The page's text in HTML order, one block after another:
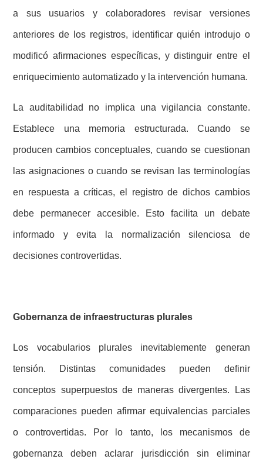
a sus usuarios y colaboradores revisar versiones
anteriores de los registros, identificar quién introdujo o
modificó afirmaciones específicas, y distinguir entre el
enriquecimiento automatizado y la intervención humana.
La auditabilidad no implica una vigilancia constante.
Establece una memoria estructurada. Cuando se
producen cambios conceptuales, cuando se cuestionan
las asignaciones o cuando se revisan las terminologías
en respuesta a críticas, el registro de dichos cambios
debe permanecer accesible. Esto facilita un debate
informado y evita la normalización silenciosa de
decisiones controvertidas.
Gobernanza de infraestructuras plurales
Los vocabularios plurales inevitablemente generan
tensión. Distintas comunidades pueden definir
conceptos superpuestos de maneras divergentes. Las
comparaciones pueden afirmar equivalencias parciales
o controvertidas. Por lo tanto, los mecanismos de
gobernanza deben aclarar jurisdicción sin eliminar